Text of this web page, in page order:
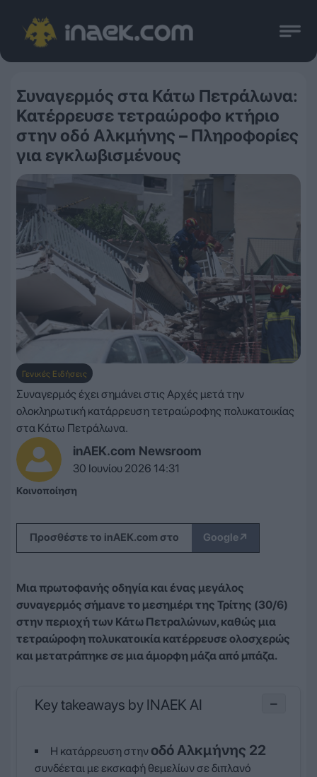
Συναγερμός στα Κάτω Πετράλωνα:
Κατέρρευσε τετραώροφο κτήριο
στην οδό Αλκμήνης – Πληροφορίες
για εγκλωβισμένους
Γενικές Ειδήσεις
inAEK.com Newsroom
30 Ιουνίου 2026 14:31
Συναγερμός έχει σημάνει στις Αρχές μετά την
ολοκληρωτική κατάρρευση τετραώροφης πολυκατοικίας
στα Κάτω Πετράλωνα.
Κοινοποίηση
Προσθέστε το inAEK.com στο Google↗
Μια πρωτοφανής οδηγία και ένας μεγάλος
συναγερμός σήμανε το μεσημέρι της Τρίτης (30/6)
στην περιοχή των Κάτω Πετραλώνων, καθώς μια
τετραώροφη πολυκατοικία κατέρρευσε ολοσχερώς
και μετατράπηκε σε μια άμορφη μάζα από μπάζα.
Key takeaways by INAEK AI −
Η κατάρρευση στηνοδό Αλκμήνης 22
συνδέεται με εκσκαφή θεμελίων σε διπλανό